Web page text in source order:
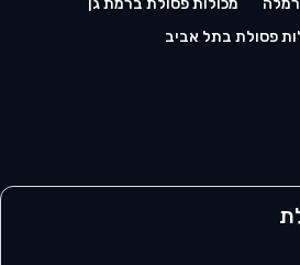
פסולת בתל אביב